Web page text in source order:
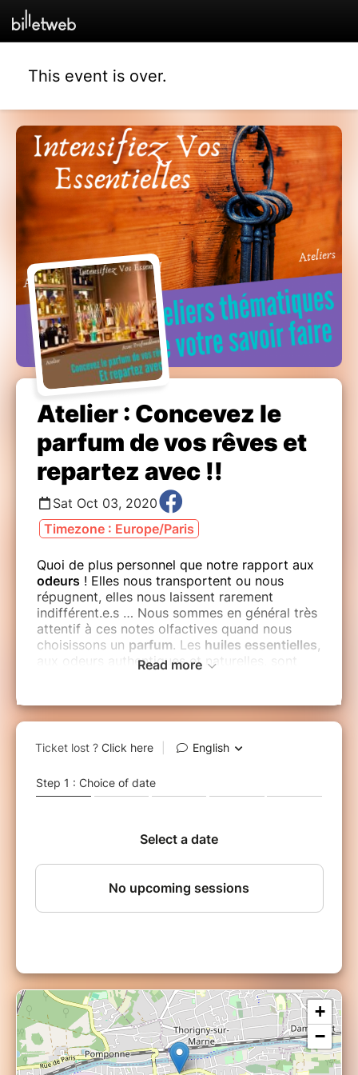
This event is over.
Atelier : Concevez le
parfum de vos rêves et
repartez avec !!
Sat Oct 03, 2020
Timezone : Europe/Paris
Quoi de plus personnel que notre rapport aux
odeurs ! Elles nous transportent ou nous
répugnent, elles nous laissent rarement
indifférent.e.s … Nous sommes en général très
attentif à ces notes olfactives quand nous
choisissons un parfum. Les huiles essentielles,
aux odeurs authentiques et naturelles, sont
Elaborez un parfum 100% naturel !!
essentielles, les9 huiles essentielles
fabriquer leparfumde vos
alcool végétal biologique et des fixateurs
de synthèse etrespectueuse
création d’unparfum: équilibrer les
proportions, classer les huiles essentielles par
Les parfums se classent en plusieurs
catégories selon laconcentrationen huiles
essentielles : les eaux de toilettessont les plus
légères en huiles essentielles, elles se dissipent
plus rapidement après vaporisation. Vient
ensuite l’eau de parfumavec une
concentration plus importante que l’eau de
Read more
+
−